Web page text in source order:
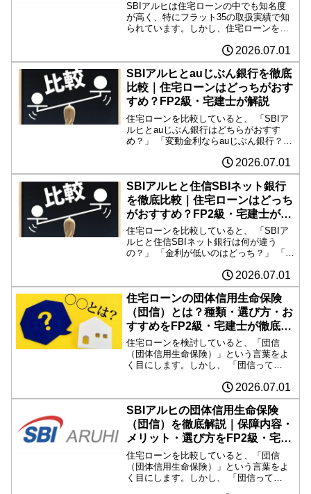
SBIアルヒは住宅ローンの中でも知名度
が高く、特にフラット35の取扱実績で知
られています。しかし、住宅ローンを比
向いているの？」 「ネット銀行の方がい
いのでは？」 「フラット35を選ぶメリッ
トは？」と...
2026.07.01
SBIアルヒとauじぶん銀行を徹底
比較｜住宅ローンはどっちがおす
すめ？FP2級・宅建士が解説
住宅ローンを比較していると、 「SBIア
ルヒとauじぶん銀行はどちらがおすす
め？」 「変動金利ならauじぶん銀行？」
手数料はどちらが有利？」と悩む方は少
なくありません。どちらも人気の住宅ロ
ーンですが...
2026.07.01
SBIアルヒと住信SBIネット銀行
を徹底比較｜住宅ローンはどっち
がおすすめ？FP2級・宅建士が解
説
住宅ローンを比較していると、 「SBIア
ルヒと住信SBIネット銀行は何が違う
の？」 「金利が低いのはどっち？」 「フ
住信SBIネット銀行？」と迷う方は少な
くありません。どちらも人気の高い住宅
ローンです...
2026.07.01
住宅ローンの団体信用生命保険
（団信）とは？種類・選び方・お
すすめをFP2級・宅建士が徹底解
説
住宅ローンを検討していると、「団信
（団体信用生命保険）」という言葉をよ
く目にします。しかし、 「団信って
の団信を選べばいい？」 「がん団信や三
大疾病団信は必要？」と疑問を感じる方
も多いのではないでしょ...
2026.07.01
SBIアルヒの団体信用生命保険
（団信）を徹底解説｜保障内容・
メリット・選び方をFP2級・宅建
士が解説
住宅ローンを比較していると、「団信
（団体信用生命保険）」という言葉をよ
く目にします。しかし、 「団信って